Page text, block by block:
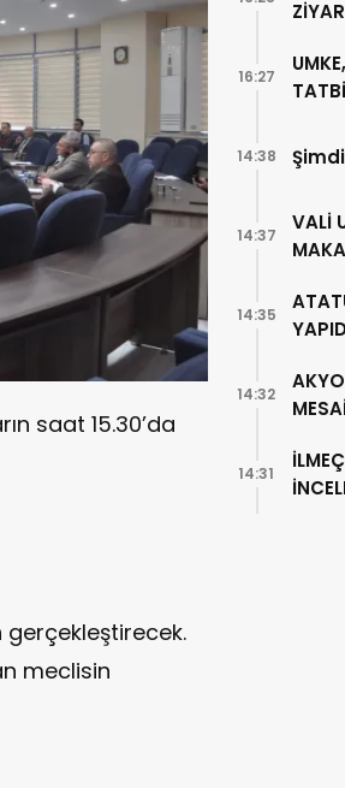
saat 15.30’da
gerçekleştirecek.
meclisin
16:27
14:38
VALİ
14:37
14:35
14:32
14:31